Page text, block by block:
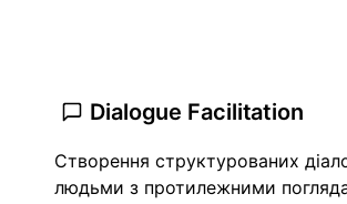
Dialogue Facilitation
Створення структурованих
людьми з протилежними